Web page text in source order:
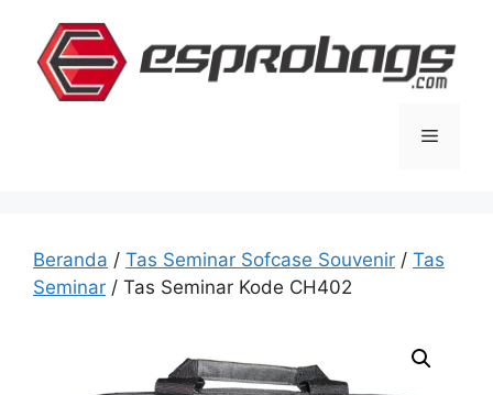
Menu
Beranda / Tas Seminar Sofcase Souvenir / Tas
Seminar / Tas Seminar Kode CH402